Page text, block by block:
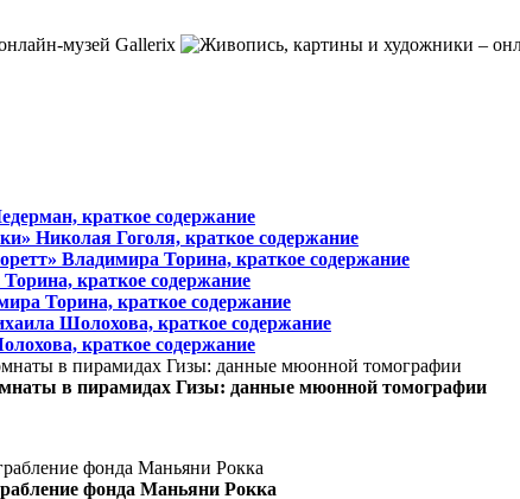
краткое содержание
Николая Гоголя, краткое содержание
Владимира Торина, краткое содержание
краткое содержание
Торина, краткое содержание
Шолохова, краткое содержание
краткое содержание
в пирамидах Гизы: данные мюонной томографии
фонда Маньяни Рокка